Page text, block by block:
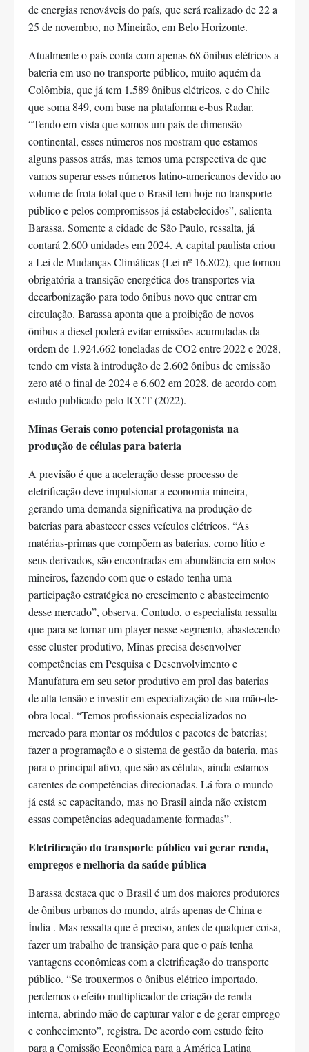
de energias renováveis do país, que será realizado de 22 a
25 de novembro, no Mineirão, em Belo Horizonte.
Atualmente o país conta com apenas 68 ônibus elétricos a
bateria em uso no transporte público, muito aquém da
Colômbia, que já tem 1.589 ônibus elétricos, e do Chile
que soma 849, com base na plataforma e-bus Radar.
“Tendo em vista que somos um país de dimensão
continental, esses números nos mostram que estamos
alguns passos atrás, mas temos uma perspectiva de que
vamos superar esses números latino-americanos devido ao
volume de frota total que o Brasil tem hoje no transporte
público e pelos compromissos já estabelecidos”, salienta
Barassa. Somente a cidade de São Paulo, ressalta, já
contará 2.600 unidades em 2024. A capital paulista criou
a Lei de Mudanças Climáticas (Lei nº 16.802), que tornou
obrigatória a transição energética dos transportes via
decarbonização para todo ônibus novo que entrar em
circulação. Barassa aponta que a proibição de novos
ônibus a diesel poderá evitar emissões acumuladas da
ordem de 1.924.662 toneladas de CO2 entre 2022 e 2028,
tendo em vista à introdução de 2.602 ônibus de emissão
zero até o final de 2024 e 6.602 em 2028, de acordo com
estudo publicado pelo ICCT (2022).
Minas Gerais como potencial protagonista na
produção de células para bateria
A previsão é que a aceleração desse processo de
eletrificação deve impulsionar a economia mineira,
gerando uma demanda significativa na produção de
baterias para abastecer esses veículos elétricos. “As
matérias-primas que compõem as baterias, como lítio e
seus derivados, são encontradas em abundância em solos
mineiros, fazendo com que o estado tenha uma
participação estratégica no crescimento e abastecimento
desse mercado”, observa. Contudo, o especialista ressalta
que para se tornar um player nesse segmento, abastecendo
esse cluster produtivo, Minas precisa desenvolver
competências em Pesquisa e Desenvolvimento e
Manufatura em seu setor produtivo em prol das baterias
de alta tensão e investir em especialização de sua mão-de-
obra local. “Temos profissionais especializados no
mercado para montar os módulos e pacotes de baterias;
fazer a programação e o sistema de gestão da bateria, mas
para o principal ativo, que são as células, ainda estamos
carentes de competências direcionadas. Lá fora o mundo
já está se capacitando, mas no Brasil ainda não existem
essas competências adequadamente formadas”.
Eletrificação do transporte público vai gerar renda,
empregos e melhoria da saúde pública
Barassa destaca que o Brasil é um dos maiores produtores
de ônibus urbanos do mundo, atrás apenas de China e
Índia . Mas ressalta que é preciso, antes de qualquer coisa,
fazer um trabalho de transição para que o país tenha
vantagens econômicas com a eletrificação do transporte
público. “Se trouxermos o ônibus elétrico importado,
perdemos o efeito multiplicador de criação de renda
interna, abrindo mão de capturar valor e de gerar emprego
e conhecimento”, registra. De acordo com estudo feito
para a Comissão Econômica para a América Latina